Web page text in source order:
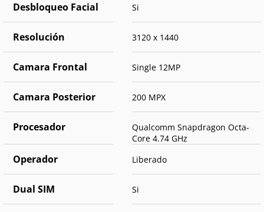
Desbloqueo Facial Si
Resolución 3120 x 1440
Camara Frontal Single 12MP
Camara Posterior 200 MPX
Procesador
Qualcomm Snapdragon Octa-
Core 4.74 GHz
Operador Liberado
Dual SIM Si